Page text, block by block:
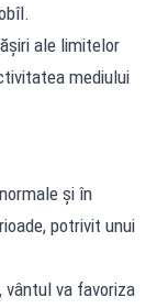
ale limitelor
mediului
şi în
potrivit unui
va favoriza